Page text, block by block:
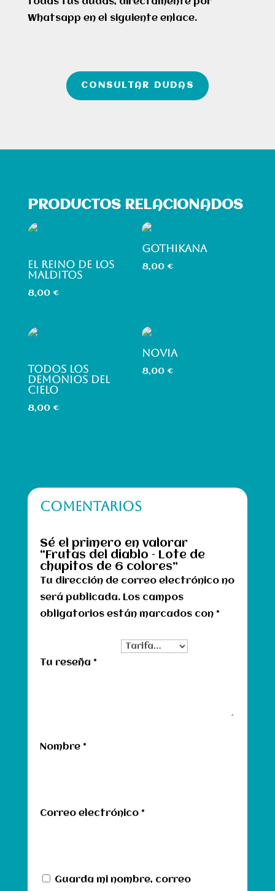
Whatsapp en el siguiente enlace.
CONSULTAR DUDAS
PRODUCTOS RELACIONADOS
EL REINO DE LOS
MALDITOS
8,00 €
GOTHIKANA
8,00€
TODOS LOS
DEMONIOS DEL
CIELO
8,00 €
NOVIA
8,00€
COMENTARIOS
Sé el primero en valorar
“Frutas del diablo – Lote de
chupitos de 6 colores”
Tu dirección de correo electrónico no
será publicada. Los campos
obligatorios están marcados con *
Tu reseña *
Nombre *
Correo electrónico *
Guarda mi nombre, correo